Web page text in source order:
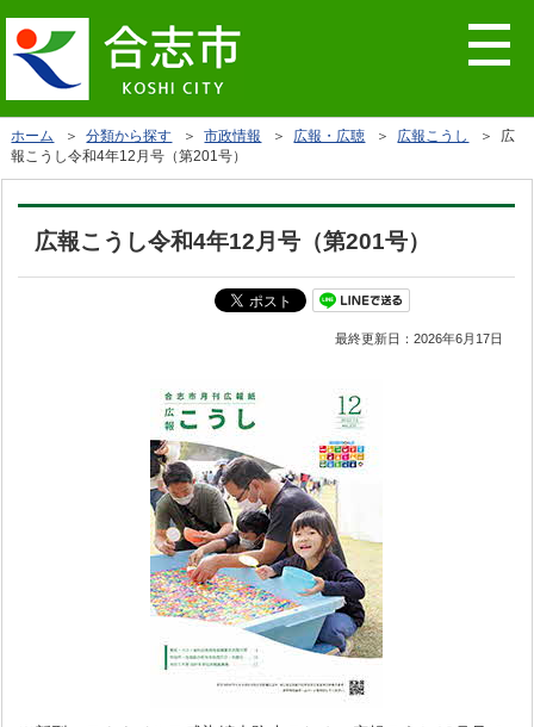
ホーム ＞分類から探す ＞市政情報 ＞ 広報・広聴 ＞ 広報こうし
＞ 広
報こうし令和4年12月号（第201号）
広報こうし令和4年12月号（第201号）
最終更新日：2026年6月17日